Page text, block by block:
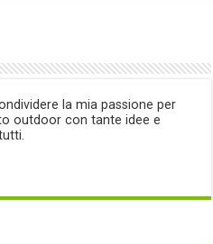
la mia passione per
outdoor con tante idee e